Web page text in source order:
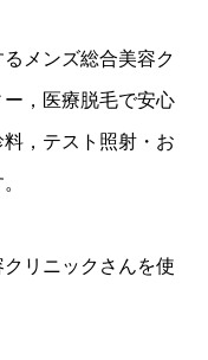
メンズ総合美容ク
，医療脱毛で安心
，テスト照射・お
リニックさんを使